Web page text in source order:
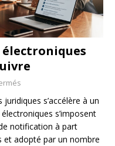
s’accélère à un
s’imposent
notification à part
et adopté par un nombre